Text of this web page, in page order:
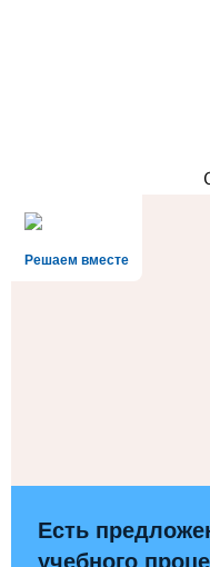
Решаем вместе
Есть
учебного